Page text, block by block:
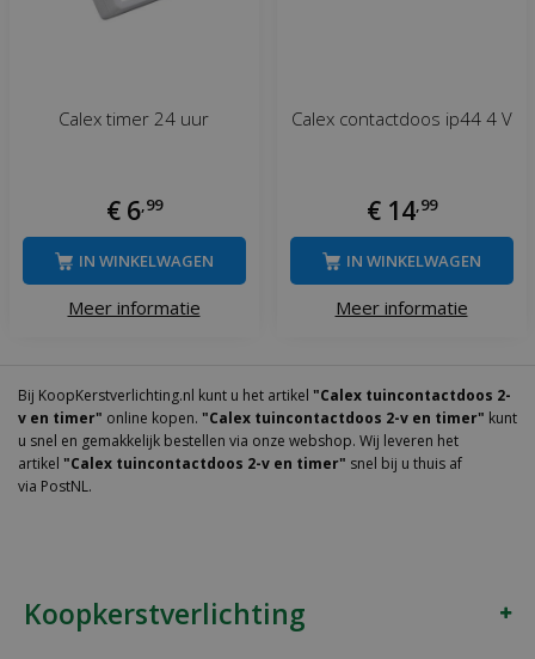
Calex timer 24 uur
€ 6,99
Meer informatie
IN WINKELWAGEN
Calex contactdoos ip44 4 V
€ 14,99
Meer informatie
IN WINKELWAGEN
Bij KoopKerstverlichting.nl kunt u het artikel "Calex tuincontactdoos 2-
v en timer" online kopen. "Calex tuincontactdoos 2-v en timer" kunt
u snel en gemakkelijk bestellen via onze webshop. Wij leveren het
artikel "Calex tuincontactdoos 2-v en timer" snel bij u thuis af
via PostNL.
Koopkerstverlichting